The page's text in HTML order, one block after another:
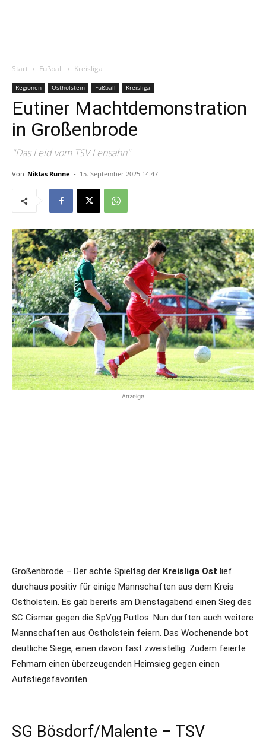
Start Fußball Kreisliga
Regionen Ostholstein Fußball Kreisliga
Eutiner Machtdemonstration
in Großenbrode
"Das Leid vom TSV Lensahn"
Von Niklas Runne - 15. September 2025 14:47
Anzeige
Großenbrode – Der achte Spieltag der Kreisliga Ost lief
durchaus positiv für einige Mannschaften aus dem Kreis
Ostholstein. Es gab bereits am Dienstagabend einen Sieg des
SC Cismar gegen die SpVgg Putlos. Nun durften auch weitere
Mannschaften aus Ostholstein feiern. Das Wochenende bot
deutliche Siege, einen davon fast zweistellig. Zudem feierte
Fehmarn einen überzeugenden Heimsieg gegen einen
Aufstiegsfavoriten.
SG Bösdorf/Malente – TSV